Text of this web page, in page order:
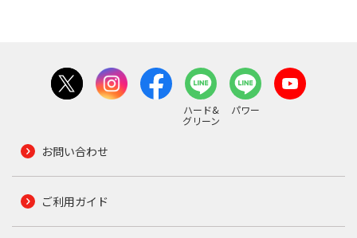
ハード&
グリーン
パワー
お問い合わせ
ご利用ガイド